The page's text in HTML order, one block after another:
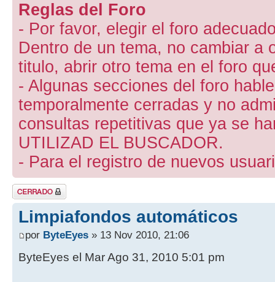
Reglas del Foro
- Por favor, elegir el foro
Dentro de un tema, no cambiar a
titulo, abrir otro tema en el foro
- Algunas secciones del foro
temporalmente cerradas y no
consultas repetitivas que ya se
UTILIZAD EL BUSCADOR.
- Para el registro de nuevos
Tema cerrado
Limpiafondos automáticos
por ByteEyes » 13 Nov 2010, 21:06
ByteEyes el Mar Ago 31, 2010 5:01 pm